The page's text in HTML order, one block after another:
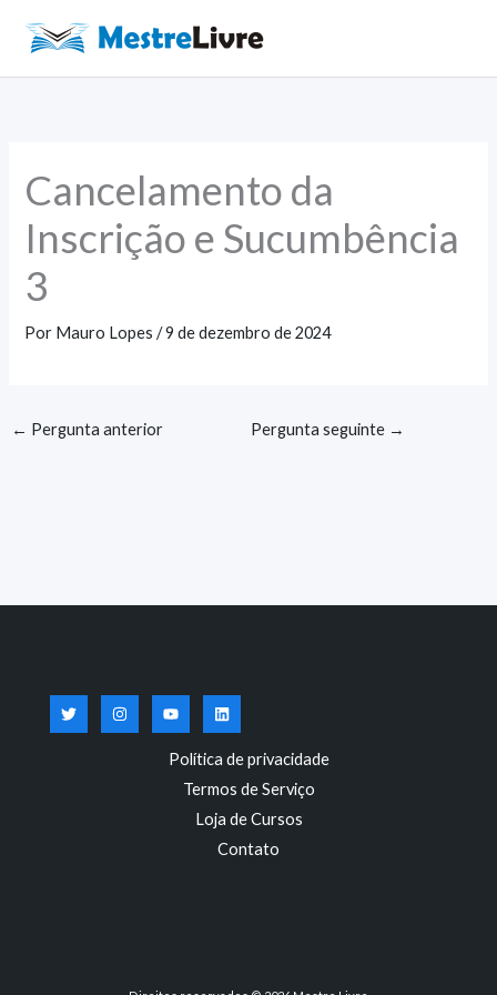
para
o
Cancelamento da
Inscrição e Sucumbência
3
Por Mauro Lopes/9 de dezembro de 2024
← Pergunta anterior Pergunta seguinte →
Política de privacidade
Termos de Serviço
Loja de Cursos
Contato